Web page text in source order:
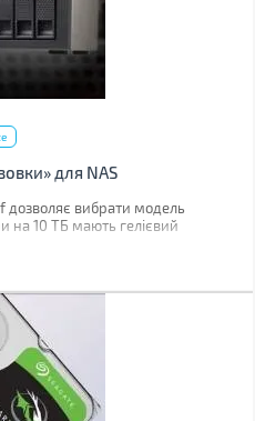
для NAS
дозволяє вибрати модель
на 10 ТБ мають гелієвий